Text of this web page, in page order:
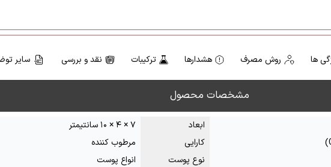
ها روش مصرف هشدارها ترکیبات نقد و بررسی سایر
مشخصات محصول
ابعاد
۷ × ۴ × ۱۰ سانتیمتر
کارایی
مرطوب کننده
نوع پوست
انواع پوست